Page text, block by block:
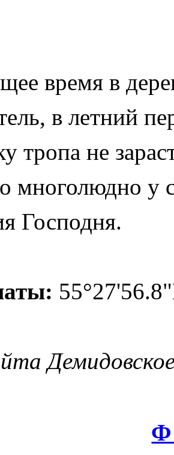
время в
в летний
тропа не
многолюдно у
Господня.
Ф